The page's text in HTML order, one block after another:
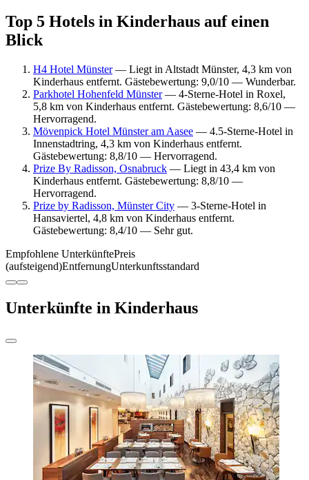
Top 5 Hotels in Kinderhaus auf einen
Blick
H4 Hotel Münster— Liegt in Altstadt Münster, 4,3 km von
Kinderhaus entfernt. Gästebewertung: 9,0/10 — Wunderbar.
Parkhotel Hohenfeld Münster— 4-Sterne-Hotel in Roxel,
5,8 km von Kinderhaus entfernt. Gästebewertung: 8,6/10 —
Hervorragend.
Mövenpick Hotel Münster am Aasee — 4.5-Sterne-Hotel in
Innenstadtring, 4,3 km von Kinderhaus entfernt.
Gästebewertung: 8,8/10 — Hervorragend.
Prize By Radisson, Osnabruck — Liegt in 43,4 km von
Kinderhaus entfernt. Gästebewertung: 8,8/10 —
Hervorragend.
Prize by Radisson, Münster City — 3-Sterne-Hotel in
Hansaviertel, 4,8 km von Kinderhaus entfernt.
Gästebewertung: 8,4/10 — Sehr gut.
Empfohlene UnterkünftePreis
(aufsteigend)EntfernungUnterkunftsstandard
Unterkünfte in Kinderhaus